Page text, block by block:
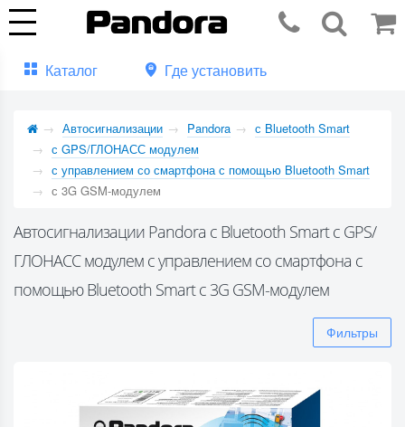
Каталог Где установить
Автосигнализации Pandora
с Bluetooth Smart
с GPS/ГЛОНАСС модулем
с управлением со смартфона с помощью Bluetooth Smart
с 3G GSM-модулем
Автосигнализации Pandora с Bluetooth Smart с GPS/
ГЛОНАСС модулем с управлением со смартфона с
помощью Bluetooth Smart с 3G GSM-модулем
Фильтры